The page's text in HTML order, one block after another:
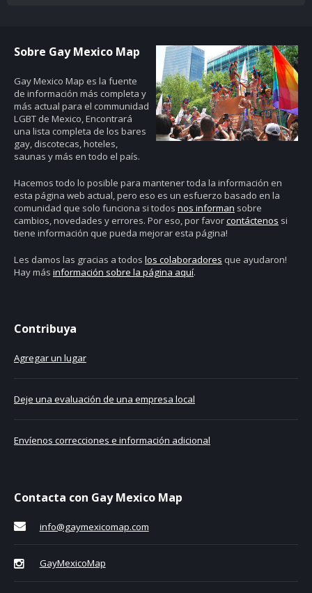
Sobre Gay Mexico Map
Gay Mexico Map es la fuente
de información más completa y
más actual para el communidad
LGBT de Mexico, Encontrará
una lista completa de los bares
gay, discotecas, hoteles,
saunas y más en todo el país.
Hacemos todo lo posible para mantener toda la información en
esta página web actual, pero eso es un esfuerzo basado en la
comunidad que solo funciona si todos nos informan sobre
cambios, novedades y errores. Por eso, por favorcontáctenos si
tiene información que pueda mejorar esta página!
Les damos las gracias a todos los colaboradores que ayudaron!
Hay más información sobre la página aquí.
Contribuya
Agregar un lugar
Deje una evaluación de una empresa local
Envíenos correcciones e información adicional
Contacta con Gay Mexico Map
info@gaymexicomap.com
GayMexicoMap